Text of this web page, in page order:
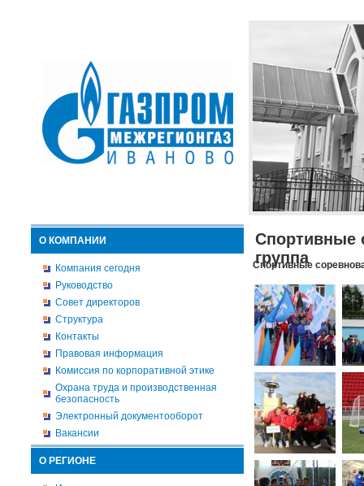
О КОМПАНИИ
Компания сегодня
Руководство
Совет директоров
Структура
Контакты
Правовая информация
Комиссия по корпоративной этике
Охрана труда и производственная
безопасность
Электронный документооборот
Вакансии
О РЕГИОНЕ
Спортивные
группа
Спортивные